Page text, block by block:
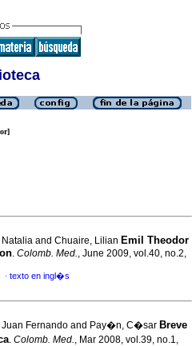
and Chuaire, Lilian Emil Theodor
. Colomb. Med., June 2009, vol.40, no.2,
· texto en ingl�s
Fernando and Pay�n, C�sar Breve
. Colomb. Med., Mar 2008, vol.39, no.1,